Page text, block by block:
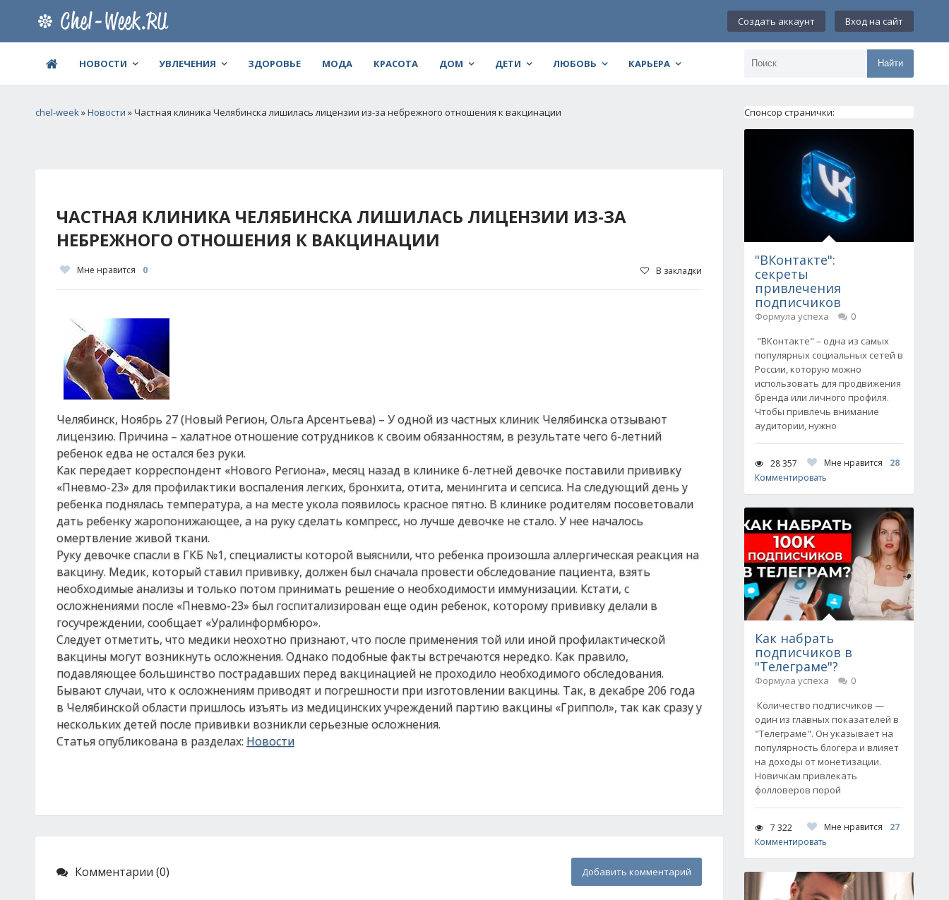
Создать аккаунт Вход на сайт
НОВОСТИ УВЛЕЧЕНИЯ ЗДОРОВЬЕ МОДА КРАСОТА ДОМ ДЕТИ ЛЮБОВЬ КАРЬЕРА Найти
chel-week»Новости » Частная клиника Челябинска лишилась лицензии из-за небрежного отношения к вакцинации
ЧАСТНАЯ КЛИНИКА ЧЕЛЯБИНСКА ЛИШИЛАСЬ ЛИЦЕНЗИИ ИЗ-ЗА
НЕБРЕЖНОГО ОТНОШЕНИЯ К ВАКЦИНАЦИИ
Мне нравится 0 В закладки
Челябинск, Ноябрь 27 (Новый Регион, Ольга Арсентьева) – У одной из частных клиник Челябинска отзывают
лицензию. Причина – халатное отношение сотрудников к своим обязанностям, в результате чего 6-летний
ребенок едва не остался без руки.
Как передает корреспондент «Нового Региона», месяц назад в клинике 6-летней девочке поставили прививку
«Пневмо-23» для профилактики воспаления легких, бронхита, отита, менингита и сепсиса. На следующий день у
ребенка поднялась температура, а на месте укола появилось красное пятно. В клинике родителям посоветовали
дать ребенку жаропонижающее, а на руку сделать компресс, но лучше девочке не стало. У нее началось
омертвление живой ткани.
Руку девочке спасли в ГКБ №1, специалисты которой выяснили, что ребенка произошла аллергическая реакция на
вакцину. Медик, который ставил прививку, должен был сначала провести обследование пациента, взять
необходимые анализы и только потом принимать решение о необходимости иммунизации. Кстати, с
осложнениями после «Пневмо-23» был госпитализирован еще один ребенок, которому прививку делали в
госучреждении, сообщает «Уралинформбюро».
Следует отметить, что медики неохотно признают, что после применения той или иной профилактической
вакцины могут возникнуть осложнения. Однако подобные факты встречаются нередко. Как правило,
подавляющее большинство пострадавших перед вакцинацией не проходило необходимого обследования.
Бывают случаи, что к осложнениям приводят и погрешности при изготовлении вакцины. Так, в декабре 206 года
в Челябинской области пришлось изъять из медицинских учреждений партию вакцины «Гриппол», так как сразу у
нескольких детей после прививки возникли серьезные осложнения.
Статья опубликована в разделах: Новости
Комментарии (0) Добавить комментарий
Спонсор странички:
"ВКонтакте":
секреты
привлечения
подписчиков
Формула успеха
0
"ВКонтакте" – одна из самых
популярных социальных сетей в
России, которую можно
использовать для продвижения
бренда или личного профиля.
Чтобы привлечь внимание
аудитории, нужно
28 357 Мне нравится
28
Комментировать
Как набрать
подписчиков в
"Телеграме"?
Формула успеха
0
Количество подписчиков —
один из главных показателей в
"Телеграме". Он указывает на
популярность блогера и влияет
на доходы от монетизации.
Новичкам привлекать
фолловеров порой
7 322 Мне нравится
27
Комментировать